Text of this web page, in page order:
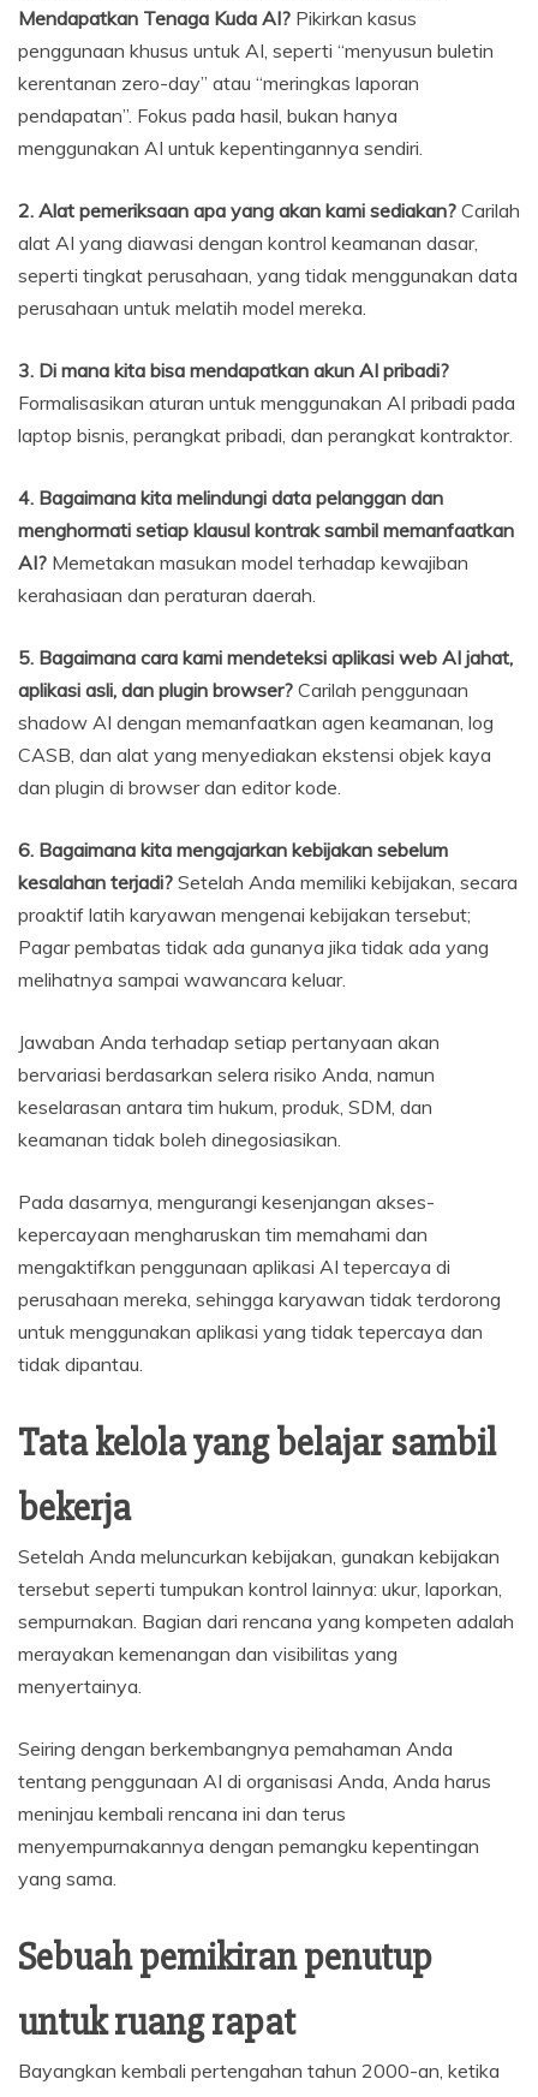
Mendapatkan Tenaga Kuda AI? Pikirkan kasus
penggunaan khusus untuk AI, seperti “menyusun buletin
kerentanan zero-day” atau “meringkas laporan
pendapatan”. Fokus pada hasil, bukan hanya
menggunakan AI untuk kepentingannya sendiri.
2. Alat pemeriksaan apa yang akan kami sediakan? Carilah
alat AI yang diawasi dengan kontrol keamanan dasar,
seperti tingkat perusahaan, yang tidak menggunakan data
perusahaan untuk melatih model mereka.
3. Di mana kita bisa mendapatkan akun AI pribadi?
Formalisasikan aturan untuk menggunakan AI pribadi pada
laptop bisnis, perangkat pribadi, dan perangkat kontraktor.
4. Bagaimana kita melindungi data pelanggan dan
menghormati setiap klausul kontrak sambil memanfaatkan
AI? Memetakan masukan model terhadap kewajiban
kerahasiaan dan peraturan daerah.
5. Bagaimana cara kami mendeteksi aplikasi web AI jahat,
aplikasi asli, dan plugin browser? Carilah penggunaan
shadow AI dengan memanfaatkan agen keamanan, log
CASB, dan alat yang menyediakan ekstensi objek kaya
dan plugin di browser dan editor kode.
6. Bagaimana kita mengajarkan kebijakan sebelum
kesalahan terjadi? Setelah Anda memiliki kebijakan, secara
proaktif latih karyawan mengenai kebijakan tersebut;
Pagar pembatas tidak ada gunanya jika tidak ada yang
melihatnya sampai wawancara keluar.
Jawaban Anda terhadap setiap pertanyaan akan
bervariasi berdasarkan selera risiko Anda, namun
keselarasan antara tim hukum, produk, SDM, dan
keamanan tidak boleh dinegosiasikan.
Pada dasarnya, mengurangi kesenjangan akses-
kepercayaan mengharuskan tim memahami dan
mengaktifkan penggunaan aplikasi AI tepercaya di
perusahaan mereka, sehingga karyawan tidak terdorong
untuk menggunakan aplikasi yang tidak tepercaya dan
tidak dipantau.
Tata kelola yang belajar sambil
bekerja
Setelah Anda meluncurkan kebijakan, gunakan kebijakan
tersebut seperti tumpukan kontrol lainnya: ukur, laporkan,
sempurnakan. Bagian dari rencana yang kompeten adalah
merayakan kemenangan dan visibilitas yang
menyertainya.
Seiring dengan berkembangnya pemahaman Anda
tentang penggunaan AI di organisasi Anda, Anda harus
meninjau kembali rencana ini dan terus
menyempurnakannya dengan pemangku kepentingan
yang sama.
Sebuah pemikiran penutup
untuk ruang rapat
Bayangkan kembali pertengahan tahun 2000-an, ketika